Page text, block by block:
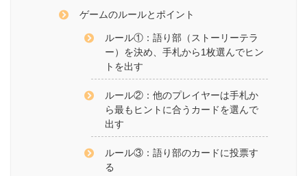
ゲームのルールとポイント
ルール①：語り部（ストーリーテラ
ー）を決め、手札から1枚選んでヒン
トを出す
ルール②：他のプレイヤーは手札か
ら最もヒントに合うカードを選んで
出す
ルール③：語り部のカードに投票す
る